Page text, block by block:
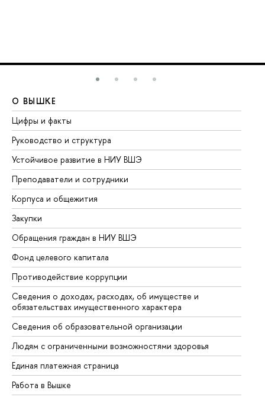
О ВЫШКЕ
Цифры и факты
Руководство и структура
Устойчивое развитие в НИУ ВШЭ
Преподаватели и сотрудники
Корпуса и общежития
Закупки
Обращения граждан в НИУ ВШЭ
Фонд целевого капитала
Противодействие коррупции
Сведения о доходах, расходах, об имуществе и
обязательствах имущественного характера
Сведения об образовательной организации
Людям с ограниченными возможностями здоровья
Единая платежная страница
Работа в Вышке